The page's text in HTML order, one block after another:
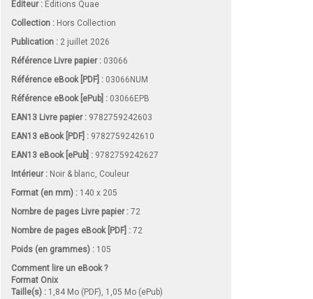
Éditeur : Éditions Quae
Collection : Hors Collection
Publication : 2 juillet 2026
Référence Livre papier : 03066
Référence eBook [PDF] : 03066NUM
Référence eBook [ePub] : 03066EPB
EAN13 Livre papier : 9782759242603
EAN13 eBook [PDF] : 9782759242610
EAN13 eBook [ePub] : 9782759242627
Intérieur : Noir & blanc, Couleur
Format (en mm) : 140 x 205
Nombre de pages Livre papier: 72
Nombre de pages eBook [PDF] : 72
Poids (en grammes) : 105
Comment lire un eBook ?
Format Onix
Taille(s) : 1,84 Mo (PDF), 1,05 Mo (ePub)